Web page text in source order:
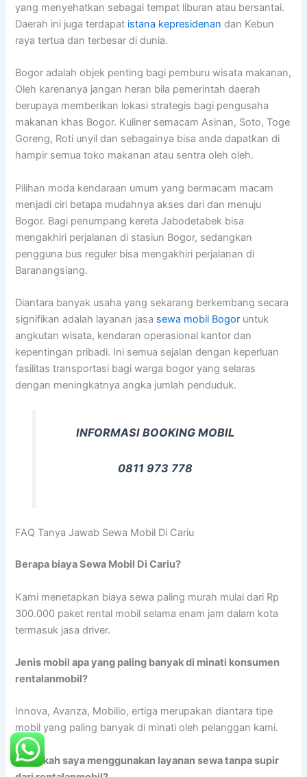
yang menyehatkan sebagai tempat liburan atau bersantai.
Daerah ini juga terdapat istana kepresidenan dan Kebun
raya tertua dan terbesar di dunia.
Bogor adalah objek penting bagi pemburu wisata makanan,
Oleh karenanya jangan heran bila pemerintah daerah
berupaya memberikan lokasi strategis bagi pengusaha
makanan khas Bogor. Kuliner semacam Asinan, Soto, Toge
Goreng, Roti unyil dan sebagainya bisa anda dapatkan di
hampir semua toko makanan atau sentra oleh oleh.
Pilihan moda kendaraan umum yang bermacam macam
menjadi ciri betapa mudahnya akses dari dan menuju
Bogor. Bagi penumpang kereta Jabodetabek bisa
mengakhiri perjalanan di stasiun Bogor, sedangkan
pengguna bus reguler bisa mengakhiri perjalanan di
Baranangsiang.
Diantara banyak usaha yang sekarang berkembang secara
signifikan adalah layanan jasa sewa mobil Bogor untuk
angkutan wisata, kendaran operasional kantor dan
kepentingan pribadi. Ini semua sejalan dengan keperluan
fasilitas transportasi bagi warga bogor yang selaras
dengan meningkatnya angka jumlah penduduk.
INFORMASI BOOKING MOBIL
0811 973 778
FAQ Tanya Jawab Sewa Mobil Di Cariu
Berapa biaya Sewa Mobil Di Cariu?
Kami menetapkan biaya sewa paling murah mulai dari Rp
300.000 paket rental mobil selama enam jam dalam kota
termasuk jasa driver.
Jenis mobil apa yang paling banyak di minati konsumen
rentalanmobil?
Innova, Avanza, Mobilio, ertiga merupakan diantara tipe
mobil yang paling banyak di minati oleh pelanggan kami.
Bolehkah saya menggunakan layanan sewa tanpa supir